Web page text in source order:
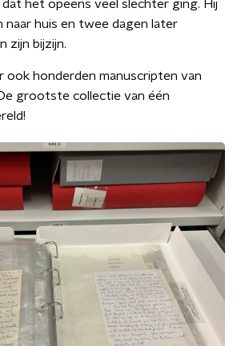
het opeens veel slechter ging. Hij
naar huis en twee dagen later
zijn bijzijn.
ook honderden manuscripten van
grootste collectie van één